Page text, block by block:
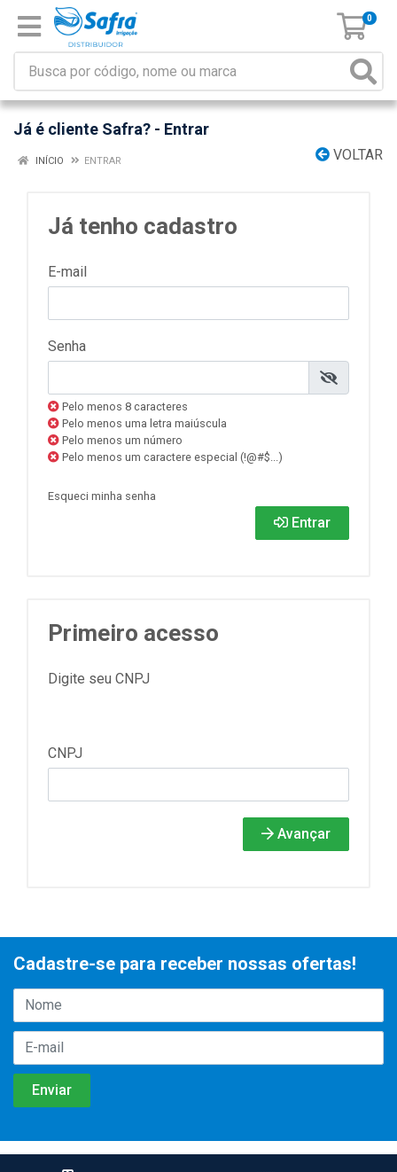
0
Já é cliente Safra? - Entrar
VOLTAR
INÍCIO ENTRAR
Já tenho cadastro
E-mail
Senha
Pelo menos 8 caracteres
Pelo menos uma letra maiúscula
Pelo menos um número
Pelo menos um caractere especial (!@#$...)
Esqueci minha senha
Entrar
Primeiro acesso
Digite seu CNPJ
CNPJ
Avançar
Cadastre-se para receber nossas ofertas!